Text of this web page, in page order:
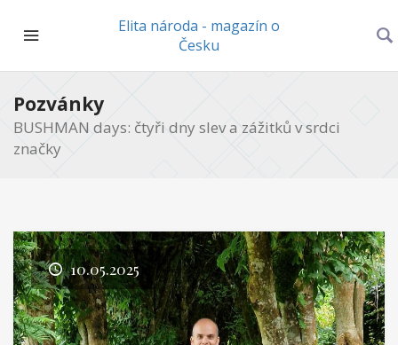
Elita národa - magazín o
Česku
Pozvánky
BUSHMAN days: čtyři dny slev a zážitků v srdci
značky
10.05.2025